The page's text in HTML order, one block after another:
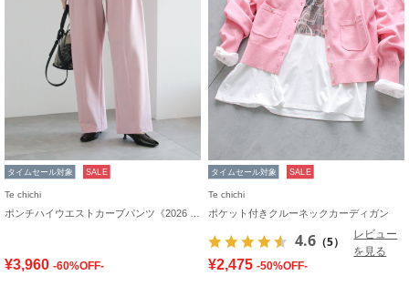
タイムセール対象 SALE
Te chichi
¥3,960 -60%OFF-
タイムセール対象 SALE
Te chichi
ポケット付きクルーネックカーディガン
4.6 （5）
レビュー
を見る
¥2,475 -50%OFF-